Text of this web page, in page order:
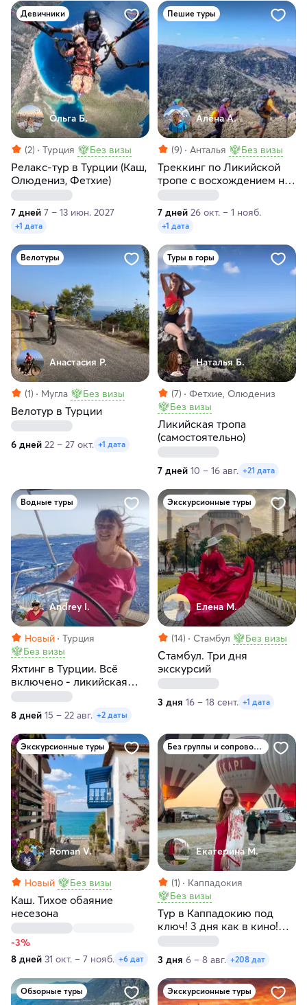
Девичники
Ольга Б.
(2) Турция Без визы
Релакс-тур в Турции (Каш,
Олюдениз, Фетхие)
7 дней 7 – 13 июн. 2027
+1 дата
Пешие туры
Алёна А.
(9) Анталья Без визы
Треккинг по Ликийской
тропе с восхождением на
гору Тахталы
7 дней 26 окт. – 1 нояб.
+1 дата
Велотуры
Анастасия Р.
(1) Мугла Без визы
Велотур в Турции
6 дней 22 – 27 окт. +1 дата
Туры в горы
Наталья Б.
(7)
Фетхие, Олюдениз
Без визы
Ликийская тропа
(самостоятельно)
7 дней 10 – 16 авг. +21 дата
Водные туры
Andrey I.
Новый
Турция
Без визы
Яхтинг в Турции. Всё
включено - ликийская
тропа
8 дней 15 – 22 авг. +2 даты
Экскурсионные туры
Елена М.
(14) Стамбул Без визы
Стамбул. Три дня
экскурсий
3 дня 16 – 18 сент. +1 дата
Экскурсионные туры
Roman V.
Новый Без визы
Каш. Тихое обаяние
несезона
-3%
8 дней 31 окт. – 7 нояб. +6 дат
Без группы и сопровождения
Екатерина М.
(1)
Каппадокия
Без визы
Тур в Каппадокию под
ключ! 3 дня как в кино!
Любые даты
3 дня 6 – 8 авг. +208 дат
Обзорные туры Экскурсионные туры